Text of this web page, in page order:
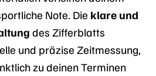
Note. Die klare und
des Zifferblatts
und präzise Zeitmessung,
zu deinen Terminen